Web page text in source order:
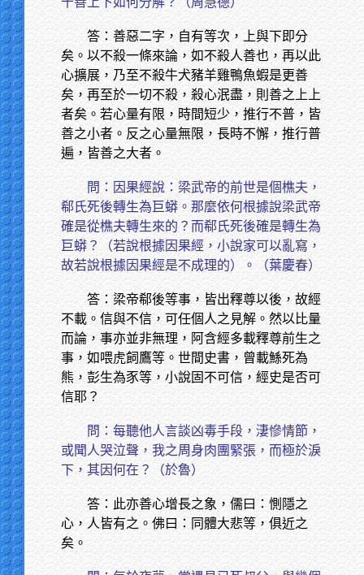
答：善惡二字，自有等次，上與下即分
矣。以不殺一條來論，如不殺人善也，再以此
心擴展，乃至不殺牛犬豬羊雞鴨魚蝦是更善
矣，再至於一切不殺，殺心泯盡，則善之上上
者矣。若心量有限，時間短少，推行不普，皆
善之小者。反之心量無限，長時不懈，推行普
遍，皆善之大者。
問：因果經說：梁武帝的前世是個樵夫，
郗氏死後轉生為巨蟒。那麼依何根據說梁武帝
確是從樵夫轉生來的？而郗氏死後確是轉生為
巨蟒？（若說根據因果經，小說家可以亂寫，
故若說根據因果經是不成理的）。（葉慶春）
答：梁帝郗後等事，皆出釋尊以後，故經
不載。信與不信，可任個人之見解。然以比量
而論，事亦並非無理，阿含經多載釋尊前生之
事，如喂虎飼鷹等。世間史書，曾載鯀死為
熊，彭生為豕等，小說固不可信，經史是否可
信耶？
問：每聽他人言談凶毒手段，淒慘情節，
或聞人哭泣聲，我之周身肉團緊張，而極於淚
下，其因何在？（於魯）
答：此亦善心增長之象，儒曰：惻隱之
心，人皆有之。佛曰：同體大悲等，俱近之
矣。